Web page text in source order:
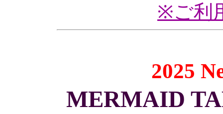
※ご利
2025
MERMAID